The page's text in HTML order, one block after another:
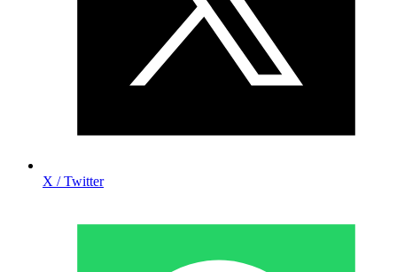
X / Twitter